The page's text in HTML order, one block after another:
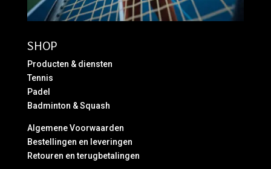
SHOP
Producten & diensten
Tennis
Padel
Badminton & Squash
Algemene Voorwaarden
Bestellingen en leveringen
Retouren en terugbetalingen